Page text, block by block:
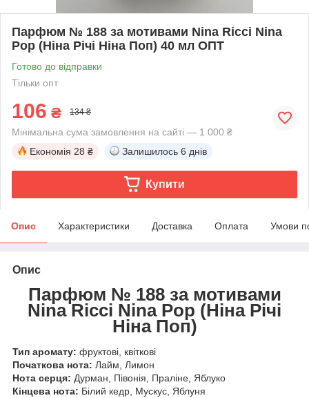
Парфюм № 188 за мотивами Nina Ricci Nina
Pop (Ніна Річі Ніна Поп) 40 мл ОПТ
Готово до відправки
Тільки опт
106 ₴ 134 ₴
Мінімальна сума замовлення на сайті — 1 000 ₴
Економія 28 ₴ Залишилось 6 днів
Купити
Опис Характеристики Доставка Оплата Умови
Опис
Парфюм № 188 за мотивами
Nina Ricci Nina Pop (Ніна Річі
Ніна Поп)
Тип аромату: фруктові, квіткові
Початкова нота: Лайм, Лимон
Нота серця: Дурман, Півонія, Праліне, Яблуко
Кінцева нота: Білий кедр, Мускус, Яблуня